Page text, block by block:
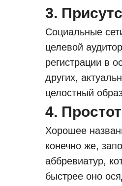
3.
Социальные
целевой
регистрации в
других,
целостный
4.
Хорошее
конечно же,
аббревиатур,
быстрее оно